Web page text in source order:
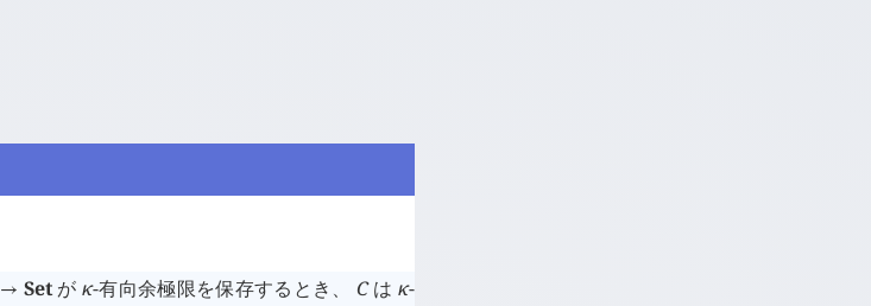
→ Setが κ-有向余極限を保存するとき、Cはκ-